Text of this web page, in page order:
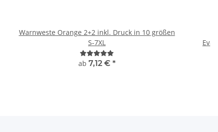
Warnweste Orange 2+2 inkl. Druck in 10 größen
S-7XL
ab 7,12 € *